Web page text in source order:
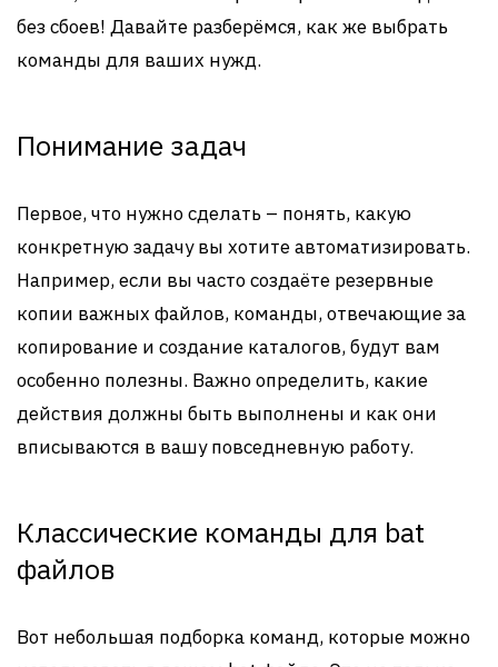
без сбоев! Давайте разберёмся, как же выбрать
команды для ваших нужд.
Понимание задач
Первое, что нужно сделать – понять, какую
конкретную задачу вы хотите автоматизировать.
Например, если вы часто создаёте резервные
копии важных файлов, команды, отвечающие за
копирование и создание каталогов, будут вам
особенно полезны. Важно определить, какие
действия должны быть выполнены и как они
вписываются в вашу повседневную работу.
Классические команды для bat
файлов
Вот небольшая подборка команд, которые можно